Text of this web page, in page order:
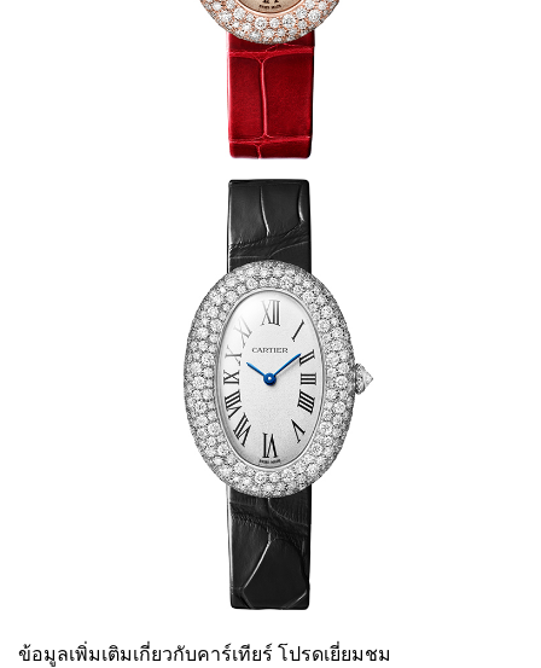
ข้อมูลเพิ่มเติมเกี่ยวกับคาร์เทียร์ โปรดเยี่ยมชม